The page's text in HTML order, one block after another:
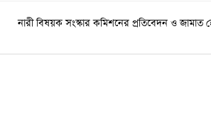
নারী বিষয়ক সংস্কার কমিশনের প্রতিবেদন ও জামাত